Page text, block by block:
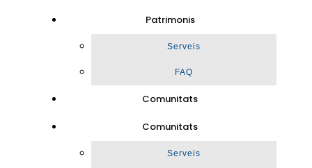
Patrimonis
Serveis
FAQ
Comunitats
Comunitats
Serveis